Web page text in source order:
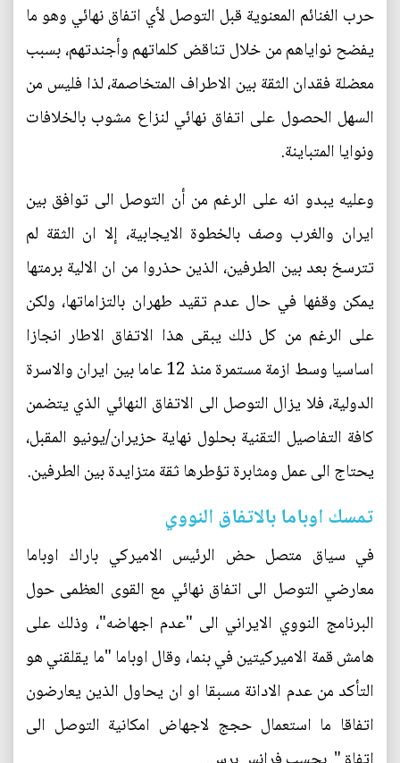
حرب الغنائم المعنوية قبل التوصل لأي اتفاق نهائي وهو ما
يفضح نواياهم من خلال تناقض كلماتهم وأجندتهم، بسبب
معضلة فقدان الثقة بين الاطراف المتخاصمة، لذا فليس من
السهل الحصول على اتفاق نهائي لنزاع مشوب بالخلافات
ونوايا المتباينة.
وعليه يبدو انه على الرغم من أن التوصل الى توافق بين
ايران والغرب وصف بالخطوة الايجابية، إلا ان الثقة لم
تترسخ بعد بين الطرفين، الذين حذروا من ان الالية برمتها
يمكن وقفها في حال عدم تقيد طهران بالتزاماتها، ولكن
على الرغم من كل ذلك يبقى هذا الاتفاق الاطار انجازا
اساسيا وسط ازمة مستمرة منذ 12 عاما بين ايران والاسرة
الدولية، فلا يزال التوصل الى الاتفاق النهائي الذي يتضمن
كافة التفاصيل التقنية بحلول نهاية حزيران/يونيو المقبل،
يحتاج الى عمل ومثابرة تؤطرها ثقة متزايدة بين الطرفين.
تمسك اوباما بالاتفاق النووي
في سياق متصل حض الرئيس الاميركي باراك اوباما
معارضي التوصل الى اتفاق نهائي مع القوى العظمى حول
البرنامج النووي الايراني الى "عدم اجهاضه"، وذلك على
هامش قمة الاميركيتين في بنما، وقال اوباما "ما يقلقني هو
التأكد من عدم الادانة مسبقا او ان يحاول الذين يعارضون
اتفاقا ما استعمال حجج لاجهاض امكانية التوصل الى